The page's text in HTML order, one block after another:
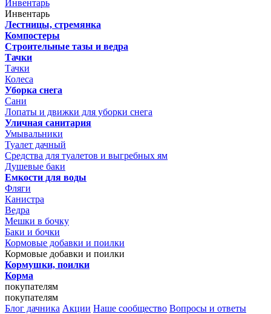
Инвентарь
Инвентарь
Лестницы, стремянка
Компостеры
Строительные тазы и ведра
Тачки
Тачки
Колеса
Уборка снега
Сани
Лопаты и движки для уборки снега
Уличная санитария
Умывальники
Туалет дачный
Средства для туалетов и выгребных ям
Душевые баки
Емкости для воды
Фляги
Канистра
Ведра
Мешки в бочку
Баки и бочки
Кормовые добавки и поилки
Кормовые добавки и поилки
Кормушки, поилки
Корма
покупателям
покупателям
Блог дачника Акции Наше сообщество Вопросы и ответы